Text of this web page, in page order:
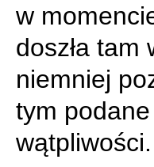
w
doszła tam
niemniej
tym
wątpliwości.